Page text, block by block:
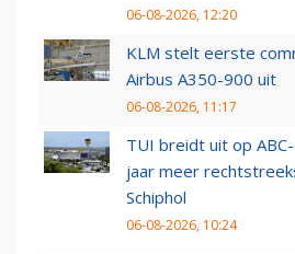
06-08-2026, 12:20
KLM stelt eerste
Airbus A350-900 uit
06-08-2026, 11:17
TUI breidt uit op
jaar meer
Schiphol
06-08-2026, 10:24